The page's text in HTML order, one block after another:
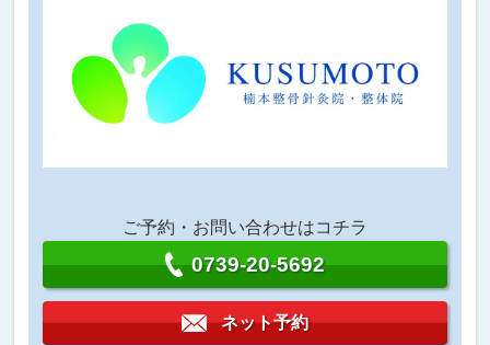
ご予約・お問い合わせはコチラ
0739-20-5692
ネット予約